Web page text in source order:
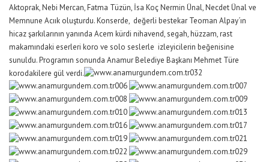
Aktoprak, Nebi Mercan, Fatma Tüzün, İsa Koç Nermin Ünal, Necdet Ünal ve
Memnune Acıık oluşturdu. Konserde, değerli bestekar Teoman Alpay´ın
hicaz şarkılarının yanında Acem kürdi nihavend, segah, hüzzam, rast
makamındaki eserleri koro ve solo seslerle izleyicilerin beğenisine
sunuldu. Programın sonunda Anamur Belediye Başkanı Mehmet Türe
korodakilere gül verdi.